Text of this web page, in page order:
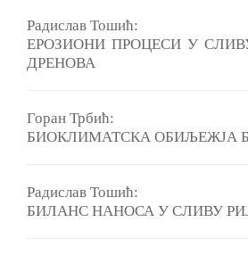
Pадислав Тошић:
ЕРОЗИОНИ ПРОЦЕСИ У
ДРЕНОВА
Горан Трбић:
БИОКЛИМАТСКА ОБИЉЕЖЈА
Pадислав Тошић:
БИЛАНС НАНОСА У СЛИВУ